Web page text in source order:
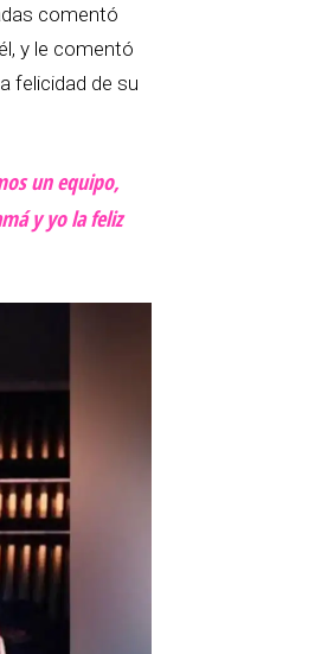
comentó
y le comentó
felicidad de su
un equipo,
y yo la feliz